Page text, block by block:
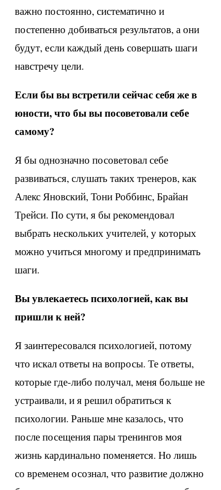
важно постоянно, систематично и
постепенно добиваться результатов, а они
будут, если каждый день совершать шаги
навстречу цели.
Если бы вы встретили сейчас себя же в
юности, что бы вы посоветовали себе
самому?
Я бы однозначно посоветовал себе
развиваться, слушать таких тренеров, как
Алекс Яновский, Тони Роббинс, Брайан
Трейси. По сути, я бы рекомендовал
выбрать нескольких учителей, у которых
можно учиться многому и предпринимать
шаги.
Вы увлекаетесь психологией, как вы
пришли к ней?
Я заинтересовался психологией, потому
что искал ответы на вопросы. Те ответы,
которые где-либо получал, меня больше не
устраивали, и я решил обратиться к
психологии. Раньше мне казалось, что
после посещения пары тренингов моя
жизнь кардинально поменяется. Но лишь
со временем осознал, что развитие должно